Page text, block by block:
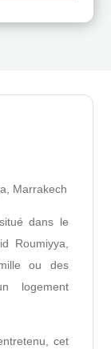
Marrakech
dans le
Roumiyya,
ou des
logement
cet